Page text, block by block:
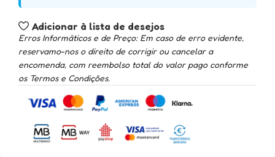
Adicionar à lista de desejos
Erros Informáticos e de Preço: Em caso de erro evidente,
reservamo-nos o direito de corrigir ou cancelar a
encomenda, com reembolso total do valor pago conforme
os Termos e Condições.